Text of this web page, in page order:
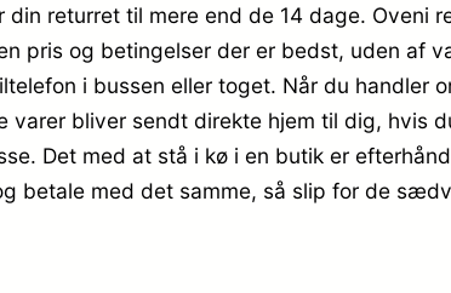
returret til mere end de 14 dage. Oveni
pris og betingelser der er bedst, uden af
i bussen eller toget. Når du handler
bliver sendt direkte hjem til dig, hvis
Det med at stå i kø i en butik er
betale med det samme, så slip for de